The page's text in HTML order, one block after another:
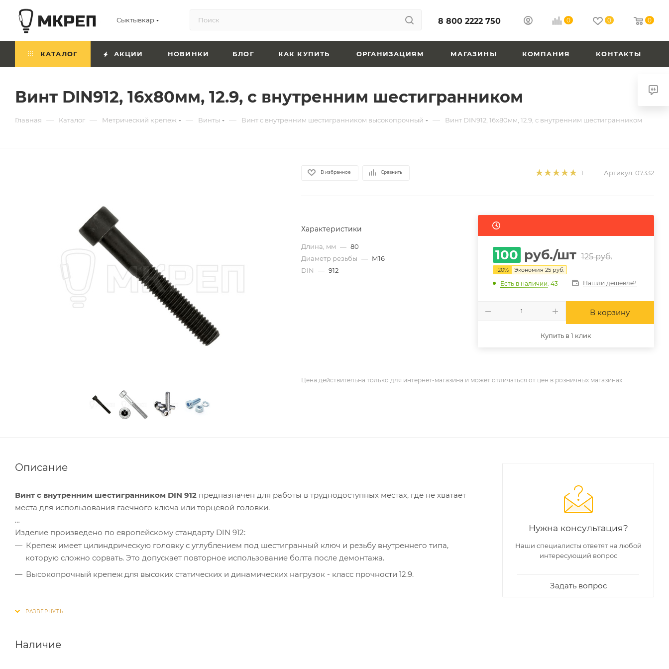
Сыктывкар 8 800 2222 750 0 0 0
КАТАЛОГ АКЦИИ НОВИНКИ БЛОГ КАК КУПИТЬ ОРГАНИЗАЦИЯМ МАГАЗИНЫ КОМПАНИЯ КОНТАКТЫ
Винт DIN912, 16х80мм, 12.9, с внутренним шестигранником
Главная — Каталог — Метрический крепеж — Винты — Винт с внутренним шестигранником высокопрочный — Винт DIN912, 16х80мм, 12.9, с внутренним шестигранником
В избранное Сравнить 1 Артикул: 07332
Характеристики
Длина, мм — 80
Диаметр резьбы — М16
DIN
— 912
100 руб./шт 125руб.
-20% Экономия 25руб.
Есть в наличии: 43 Нашли дешевле?
В корзину
Купить в 1 клик
Цена действительна только для интернет-магазина и может отличаться от цен в розничных магазинах
Описание
Винт с внутренним шестигранником DIN 912 предназначен для работы в труднодоступных местах, где не хватает
места для использования гаечного ключа или торцевой головки.
Изделие произведено по европейскому стандарту DIN 912:
Крепеж имеет цилиндрическую головку с углублением под шестигранный ключ и резьбу внутреннего типа,
которую сложно сорвать. Это допускает повторное использование болта после демонтажа.
Высокопрочный крепеж для высоких статических и динамических нагрузок - класс прочности 12.9.
Наличие
Нужна консультация?
Наши специалисты ответят на любой
интересующий вопрос
Задать вопрос